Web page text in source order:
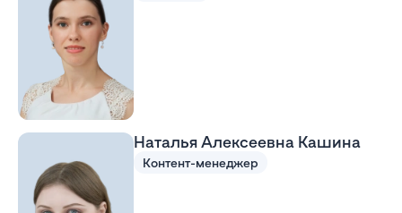
Наталья Алексеевна Кашина
Контент-менеджер